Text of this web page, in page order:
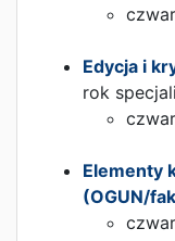
Edycja i
rok
Elementy
(OGUN/